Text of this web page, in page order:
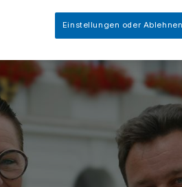
Einstellungen oder Ablehnen